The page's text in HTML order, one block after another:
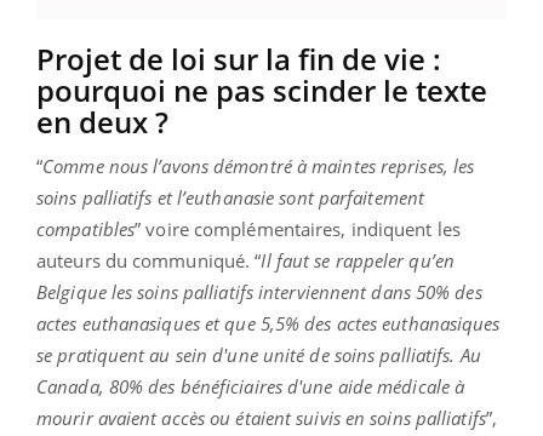
Projet de loi sur la fin de vie :
pourquoi ne pas scinder le texte
en deux ?
“Comme nous l’avons démontré à maintes reprises, les
soins palliatifs et l’euthanasie sont parfaitement
compatibles” voire complémentaires, indiquent les
auteurs du communiqué. “Il faut se rappeler qu’en
Belgique les soins palliatifs interviennent dans 50% des
actes euthanasiques et que 5,5% des actes euthanasiques
se pratiquent au sein d'une unité de soins palliatifs. Au
Canada, 80% des bénéficiaires d'une aide médicale à
mourir avaient accès ou étaient suivis en soins palliatifs”,